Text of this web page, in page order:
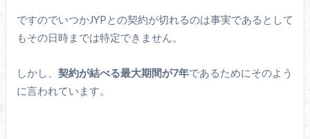
ですのでいつかJYPとの契約が切れるのは事実であるとして
もその日時までは特定できません。
しかし、 契約が結べる最大期間が7年であるためにそのよう
に言われています。